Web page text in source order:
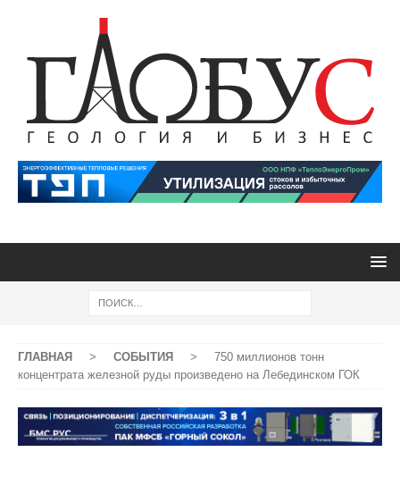
ГЛАВНАЯ > СОБЫТИЯ >
750 миллионов тонн
концентрата железной руды произведено на Лебединском ГОК